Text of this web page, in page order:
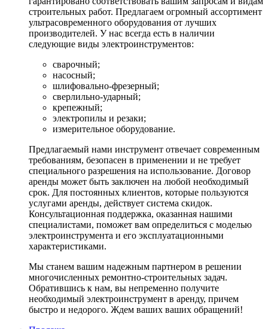
строительных работ. Предлагаем огромный ассортимент
ультрасовременного оборудования от лучших
производителей. У нас всегда есть в наличии
следующие виды электроинструментов:
сварочный;
насосный;
шлифовально-фрезерный;
сверлильно-ударный;
крепежный;
электропилы и резаки;
измерительное оборудование.
Предлагаемый нами инструмент отвечает современным
требованиям, безопасен в применении и не требует
специального разрешения на использование. Договор
аренды может быть заключен на любой необходимый
срок. Для постоянных клиентов, которые пользуются
услугами аренды, действует система скидок.
Консультационная поддержка, оказанная нашими
специалистами, поможет вам определиться с моделью
электроинструмента и его эксплуатационными
характеристиками.
Мы станем вашим надежным партнером в решении
многочисленных ремонтно-строительных задач.
Обратившись к нам, вы непременно получите
необходимый электроинструмент в аренду, причем
быстро и недорого. Ждем ваших ваших обращений!